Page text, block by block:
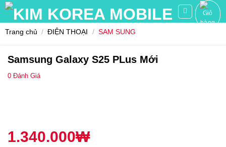
Skip
Trang chủ / ĐIỆN THOẠI / SAM SUNG
Samsung Galaxy S25 PLus Mới
0 Đánh Giá
1.340.000₩